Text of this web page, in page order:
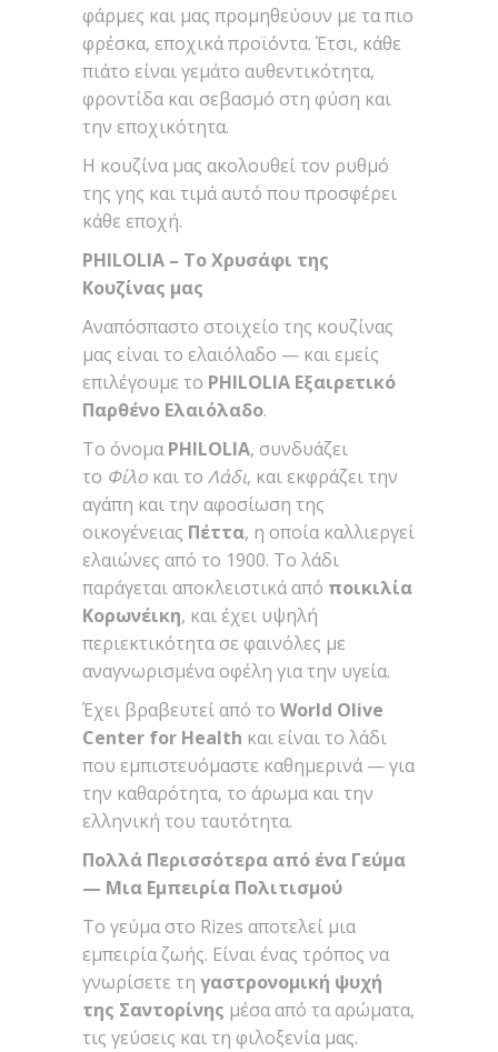
φάρμες και μας προμηθεύουν με τα πιο
φρέσκα, εποχικά προϊόντα. Έτσι, κάθε
πιάτο είναι γεμάτο αυθεντικότητα,
φροντίδα και σεβασμό στη φύση και
την εποχικότητα.
Η κουζίνα μας ακολουθεί τον ρυθμό
της γης και τιμά αυτό που προσφέρει
κάθε εποχή.
PHILOLIA – Το Χρυσάφι της
Κουζίνας μας
Αναπόσπαστο στοιχείο της κουζίνας
μας είναι το ελαιόλαδο — και εμείς
επιλέγουμε το PHILOLIA Εξαιρετικό
Παρθένο Ελαιόλαδο.
Το όνομα PHILOLIA, συνδυάζει
το Φίλο και το Λάδι, και εκφράζει την
αγάπη και την αφοσίωση της
οικογένειας Πέττα, η οποία καλλιεργεί
ελαιώνες από το 1900. Το λάδι
παράγεται αποκλειστικά από ποικιλία
Κορωνέικη, και έχει υψηλή
περιεκτικότητα σε φαινόλες με
αναγνωρισμένα οφέλη για την υγεία.
Έχει βραβευτεί από το World Olive
Center for Health και είναι το λάδι
που εμπιστευόμαστε καθημερινά — για
την καθαρότητα, το άρωμα και την
ελληνική του ταυτότητα.
Πολλά Περισσότερα από ένα Γεύμα
— Μια Εμπειρία Πολιτισμού
Το γεύμα στο Rizes αποτελεί μια
εμπειρία ζωής. Είναι ένας τρόπος να
γνωρίσετε τη γαστρονομική ψυχή
της Σαντορίνης μέσα από τα αρώματα,
τις γεύσεις και τη φιλοξενία μας.